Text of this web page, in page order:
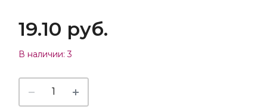
19.10 руб.
В наличии: 3